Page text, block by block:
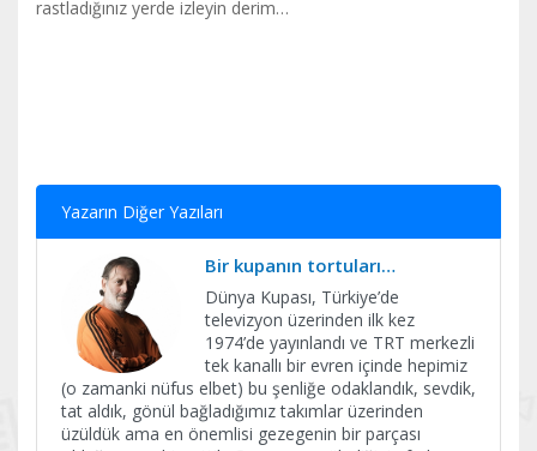
rastladığınız yerde izleyin derim…
Yazarın Diğer Yazıları
Bir kupanın tortuları…
Dünya Kupası, Türkiye’de
televizyon üzerinden ilk kez
1974’de yayınlandı ve TRT merkezli
tek kanallı bir evren içinde hepimiz
(o zamanki nüfus elbet) bu şenliğe odaklandık, sevdik,
tat aldık, gönül bağladığımız takımlar üzerinden
üzüldük ama en önemlisi gezegenin bir parçası